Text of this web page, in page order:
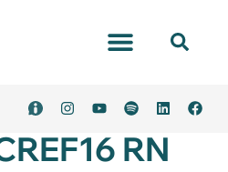
RN